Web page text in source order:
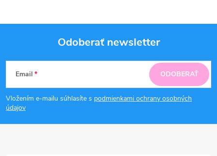
Z
á
p
Odoberať newsletter
Email
Vložením e-mailu súhlasíte s podmienkami ochrany osobných
údajov
ODOBERAŤ